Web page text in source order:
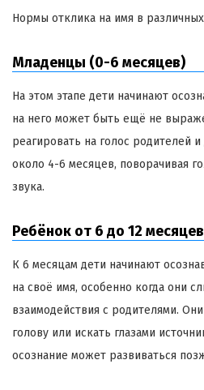
Нормы отклика на имя в
Младенцы (0-6 месяцев)
На этом этапе дети начинают
на него может быть ещё не
реагировать на голос родителей
около 4-6 месяцев, поворачивая
звука.
Ребёнок от 6 до 12 месяцев
К 6 месяцам дети начинают
на своё имя, особенно когда они
взаимодействия с родителями.
голову или искать глазами
осознание может развиваться